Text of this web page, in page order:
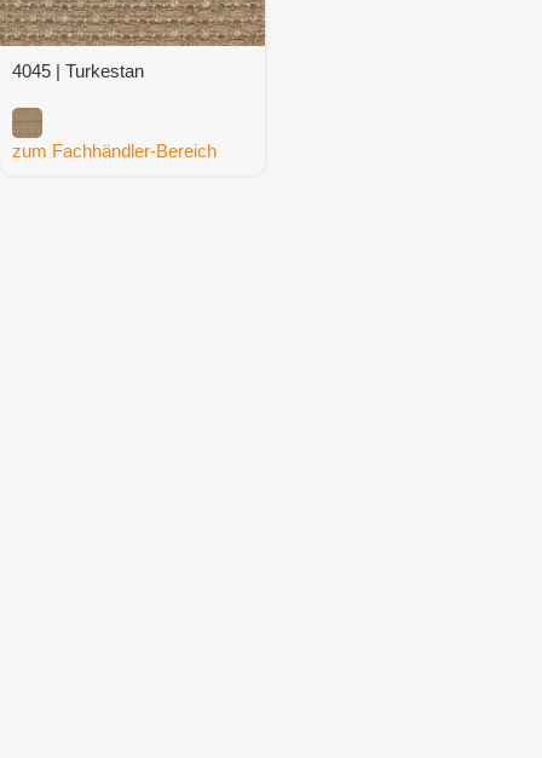
4045 | Turkestan
zum Fachhändler-Bereich